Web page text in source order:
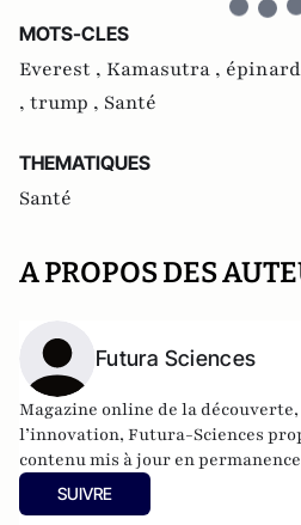
MOTS-CLES
Everest , Kamasutra ,
, trump , Santé
THEMATIQUES
Santé
A PROPOS DES
Futura Sciences
Magazine online de la découverte,
l’innovation, Futura-Sciences
contenu mis à jour en
SUIVRE